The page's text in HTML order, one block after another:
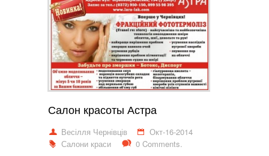
Салон красоты Астра
Весілля Чернівців
Окт-16-2014
Салони краси
0 Comments.